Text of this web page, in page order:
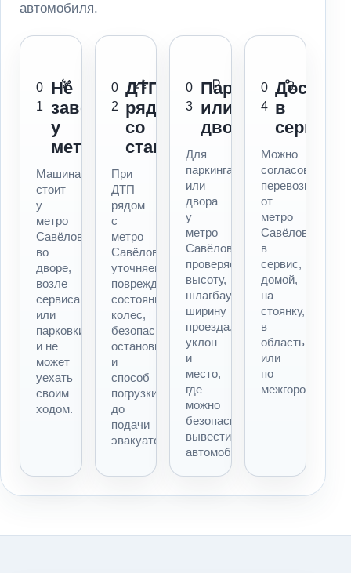
автомобиля.
0
1
Не
заводится
у
метро
Машина
стоит
у
метро
Савёловская,
во
дворе,
возле
сервиса
или
парковки
и не
может
уехать
своим
ходом.
0
2
ДТП
рядом
со
станцией
При
ДТП
рядом
с
метро
Савёловская
уточняем
повреждения,
состояние
колес,
безопасность
остановки
и
способ
погрузки
до
подачи
эвакуатора.
0
3
Паркинг
или
двор
Для
паркинга
или
двора
у
метро
Савёловская
проверяем
высоту,
шлагбаум,
ширину
проезда,
уклон
и
место,
где
можно
безопасно
вывести
автомобиль.
0
4
в
сервис
Можно
согласовать
перевозку
от
метро
Савёловская
в
сервис,
домой,
на
стоянку,
в
область
или
по
межгороду.